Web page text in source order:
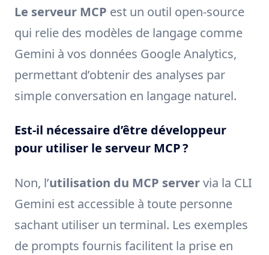
Le serveur MCP est un outil open-source
qui relie des modèles de langage comme
Gemini à vos données Google Analytics,
permettant d’obtenir des analyses par
simple conversation en langage naturel.
Est-il nécessaire d’être développeur
pour utiliser le serveur MCP ?
Non, l’utilisation du MCP servervia la CLI
Gemini est accessible à toute personne
sachant utiliser un terminal. Les exemples
de prompts fournis facilitent la prise en